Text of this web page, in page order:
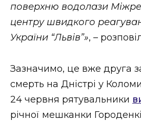
поверхню водолази
центру швидкого
України “Львів”», –
Зазначимо, це вже друга
смерть на Дністрі у
24 червня рятувальники
річної мешканки